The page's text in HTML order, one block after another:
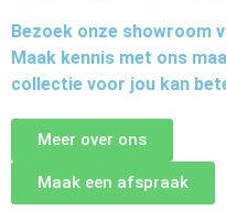
Bezoek onze showroom
Maak kennis met ons
collectie voor jou kan
Meer over ons
Maak een afspraak